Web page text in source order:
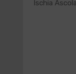
Ischia